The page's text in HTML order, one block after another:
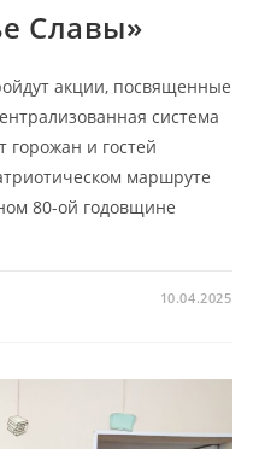
Славы»
акции, посвященные
система
горожан и гостей
маршруте
80-ой годовщине
10.04.2025